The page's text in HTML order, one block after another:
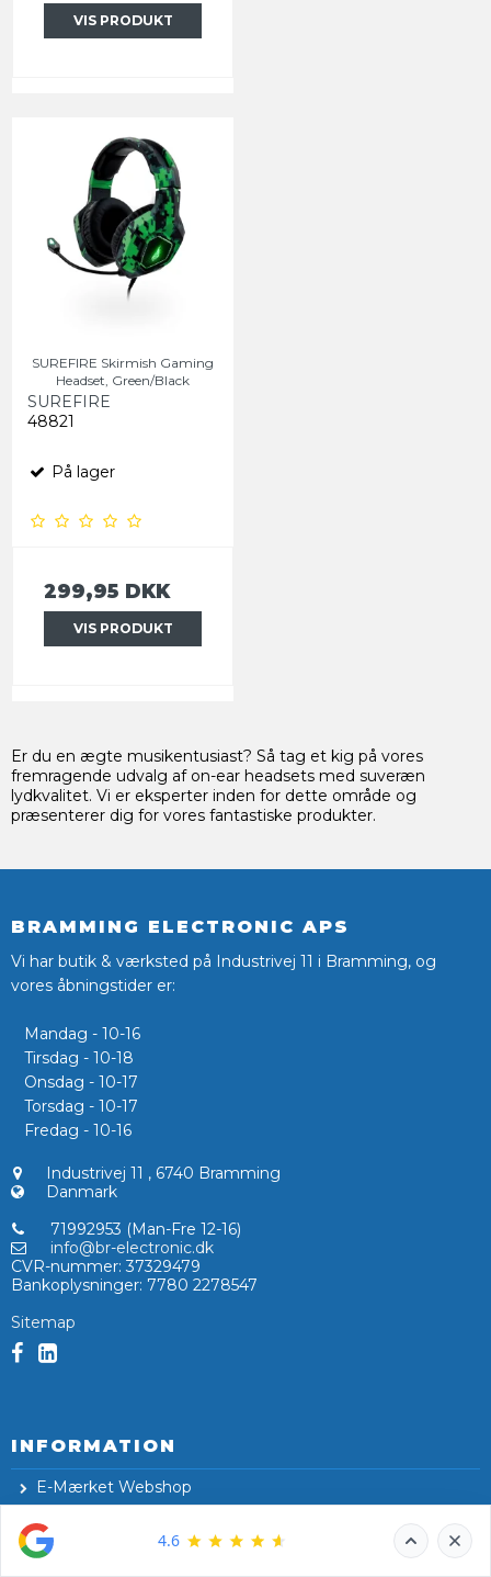
VIS PRODUKT
SUREFIRE Skirmish Gaming
Headset, Green/Black
SUREFIRE
48821
På lager
299,95 DKK
VIS PRODUKT
Er du en ægte musikentusiast? Så tag et kig på vores
fremragende udvalg af on-ear headsets med suveræn
lydkvalitet. Vi er eksperter inden for dette område og
præsenterer dig for vores fantastiske produkter.
BRAMMING ELECTRONIC APS
Vi har butik & værksted på Industrivej 11 i Bramming, og
vores åbningstider er:
Mandag - 10-16
Tirsdag - 10-18
Onsdag - 10-17
Torsdag - 10-17
Fredag - 10-16
Industrivej 11 , 6740 Bramming
Danmark
71992953 (Man-Fre 12-16)
info@br-electronic.dk
CVR-nummer: 37329479
Bankoplysninger: 7780 2278547
Sitemap
INFORMATION
E-Mærket Webshop
Om os
Kontakt